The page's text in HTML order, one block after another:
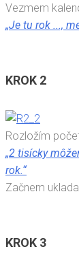
Vezmem
„Je tu rok ...,
KROK 2
Rozložím
„2 tisícky
rok.“
Začnem
KROK 3